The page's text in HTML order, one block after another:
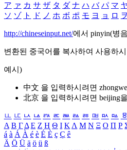
ア ァ カ サ ザ タ ダ ナ ハ バ パ マ
ソ ゾ ト ド ノ ホ ボ ポ モ ヨ ョ ロ ヲ
http://chineseinput.net/에서 pinyin(병
변환된 중국어를 복사하여 사용하
예시)
中文 을 입력하시려면
北京 을 입력하시려면 beijing
ㅥ ㅦ ㅧ ㅨ ㅩ ㅪ ㅫ ㅬ ㅭ ㅮ ㅯ ㅰ ㅱ
Α Β ΓΔ Ε Ζ Η Θ Ι ΚΛ Μ Ν Ξ Ο Π Ρ
á à Á À é è É È ç Ç ê
Ä Ö Ü ä ö ü ß